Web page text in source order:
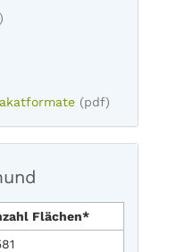
(pdf)
Flächen*